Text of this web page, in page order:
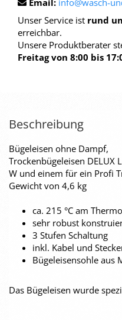
Email: info@wasch-
Unser Service ist rund
erreichbar.
Unsere Produktberater
Freitag von 8:00 bis
Beschreibung
Bügeleisen ohne Dampf,
Trockenbügeleisen
W und einem für ein Profi
Gewicht von 4,6 kg
ca. 215 °C am
sehr robust
3 Stufen Schaltung
inkl. Kabel und
Bügeleisensohle aus
Das Bügeleisen wurde